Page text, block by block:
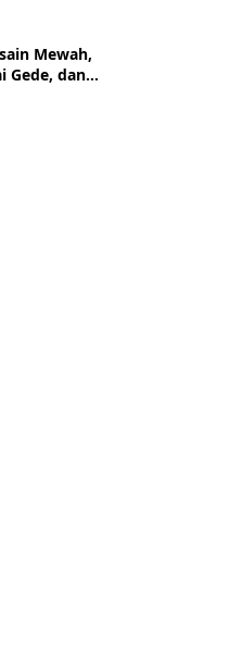
Mewah,
Gede, dan